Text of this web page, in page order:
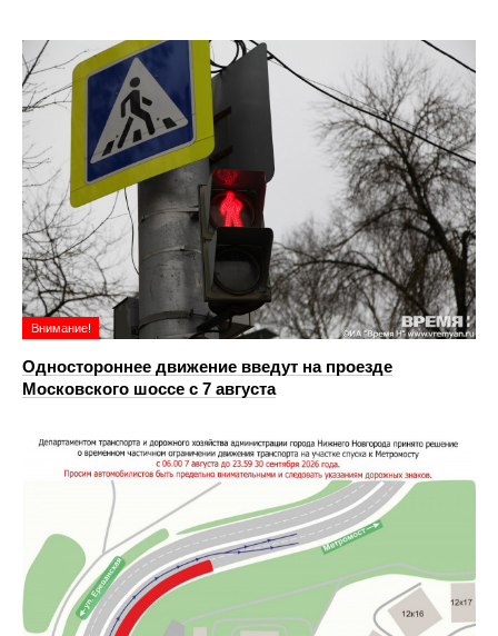
Внимание!
Одностороннее движение введут на проезде
Московского шоссе с 7 августа